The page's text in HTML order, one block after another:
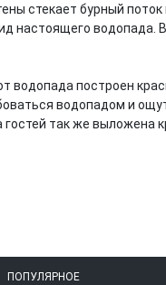
стекает бурный
настоящего водопада.
водопада построен
водопадом и
гостей так же выложена
ПОПУЛЯРНОЕ